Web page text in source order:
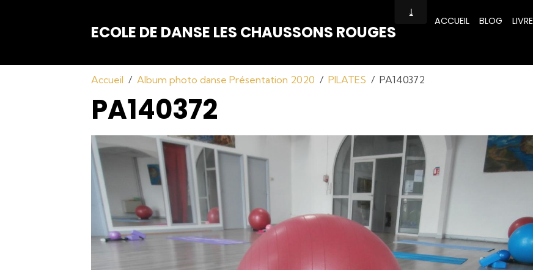
ECOLE DE DANSE LES CHAUSSONS ROUGES
ACCUEIL BLOG
Accueil Album photo danse Présentation 2020 PILATES PA140372
PA140372